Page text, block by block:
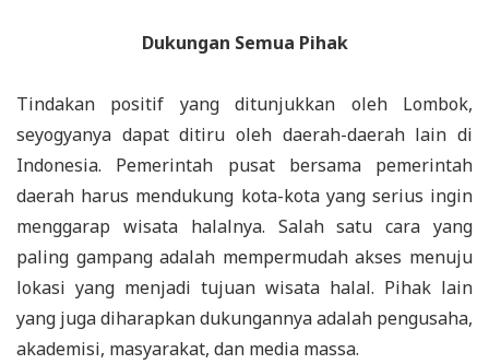
Dukungan Semua Pihak
Tindakan positif yang ditunjukkan oleh Lombok,
seyogyanya dapat ditiru oleh daerah-daerah lain di
Indonesia. Pemerintah pusat bersama pemerintah
daerah harus mendukung kota-kota yang serius ingin
menggarap wisata halalnya. Salah satu cara yang
paling gampang adalah mempermudah akses menuju
lokasi yang menjadi tujuan wisata halal. Pihak lain
yang juga diharapkan dukungannya adalah pengusaha,
akademisi, masyarakat, dan media massa.